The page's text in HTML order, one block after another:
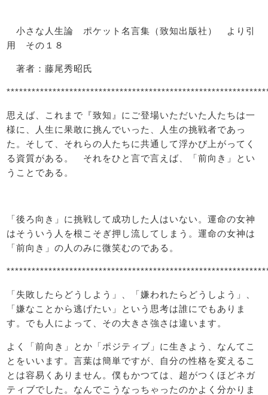
小さな人生論 ポケット名言集（致知出版社） より引
用 その１８
著者：藤尾秀昭氏
思えば、これまで『致知』にご登場いただいた人たちは一
様に、人生に果敢に挑んでいった、人生の挑戦者であっ
た。そして、それらの人たちに共通して浮かび上がってく
る資質がある。 それをひと言で言えば、「前向き」とい
うことである。
「後ろ向き」に挑戦して成功した人はいない。運命の女神
はそういう人を根こそぎ押し流してしまう。運命の女神は
「前向き」の人のみに微笑むのである。
「失敗したらどうしよう」、「嫌われたらどうしよう」、
「嫌なことから逃げたい」という思考は誰にでもありま
す。でも人によって、その大きさ強さは違います。
よく「前向き」とか「ポジティブ」に生きよう、なんてこ
とをいいます。言葉は簡単ですが、自分の性格を変えるこ
とは容易くありません。僕もかつては、超がつくほどネガ
ティブでした。なんでこうなっちゃったのかよく分かりま